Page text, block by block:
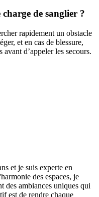
charge de sanglier ?
rapidement un obstacle
et en cas de blessure,
d’appeler les secours.
et je suis experte en
des espaces, je
des ambiances uniques qui
est de rendre chaque